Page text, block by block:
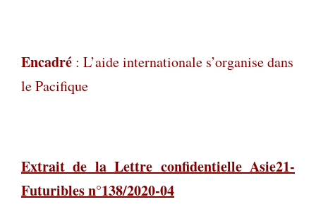
Encadré : L’aide internationale s’organise dans
le Pacifique
Extrait de la Lettre confidentielle Asie21-
Futuribles n°138/2020-04